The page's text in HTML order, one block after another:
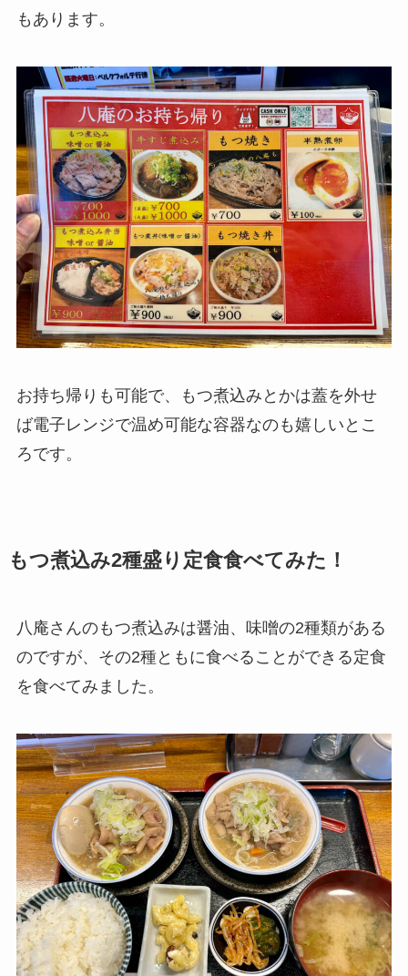
もあります。
お持ち帰りも可能で、もつ煮込みとかは蓋を外せ
ば電子レンジで温め可能な容器なのも嬉しいとこ
ろです。
もつ煮込み2種盛り定食食べてみた！
八庵さんのもつ煮込みは醤油、味噌の2種類がある
のですが、その2種ともに食べることができる定食
を食べてみました。